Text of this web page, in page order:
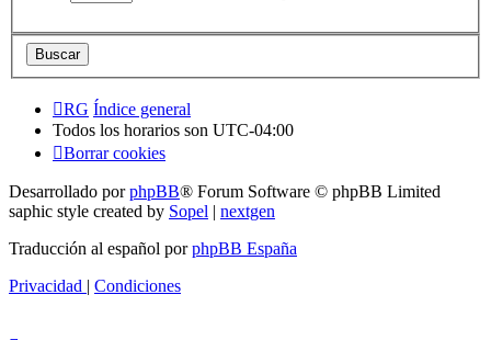
RG Índice general
Todos los horarios son UTC-04:00
Borrar cookies
Desarrollado porphpBB® Forum Software © phpBB Limited
saphic style created by Sopel | nextgen
Traducción al español porphpBB España
Privacidad | Condiciones